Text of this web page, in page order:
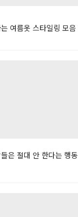
여름옷 스타일링 모음
은 절대 안 한다는 행동